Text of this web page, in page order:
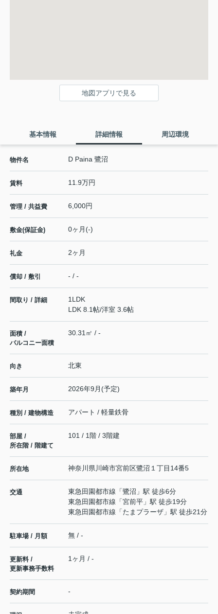
地図アプリで見る
基本情報 詳細情報 周辺環境
物件名 D Paina 鷺沼
賃料 11.9万円
管理 / 共益費 6,000円
敷金(保証金) 0ヶ月(-)
礼金 2ヶ月
償却 / 敷引 - / -
間取り / 詳細
1LDK
LDK 8.1帖/洋室 3.6帖
面積 /
バルコニー面積
30.31㎡ / -
向き 北東
築年月 2026年9月(予定)
種別 / 建物構造 アパート / 軽量鉄骨
部屋 /
所在階 / 階建て
101 / 1階 / 3階建
所在地 神奈川県 川崎市宮前区鷺沼 １丁目14番5
交通 東急田園都市線 「鷺沼 」駅 徒歩6分
東急田園都市線 「宮前平 」駅 徒歩19分
東急田園都市線 「たまプラーザ 」駅 徒歩21分
駐車場 / 月額 無 / -
更新料 /
更新事務手数料
1ヶ月 / -
契約期間 -